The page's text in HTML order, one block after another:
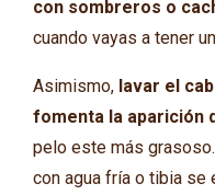
con sombreros o
cuando vayas a tener
Asimismo, lavar el
fomenta la aparición
pelo este más
con agua fría o tibia se